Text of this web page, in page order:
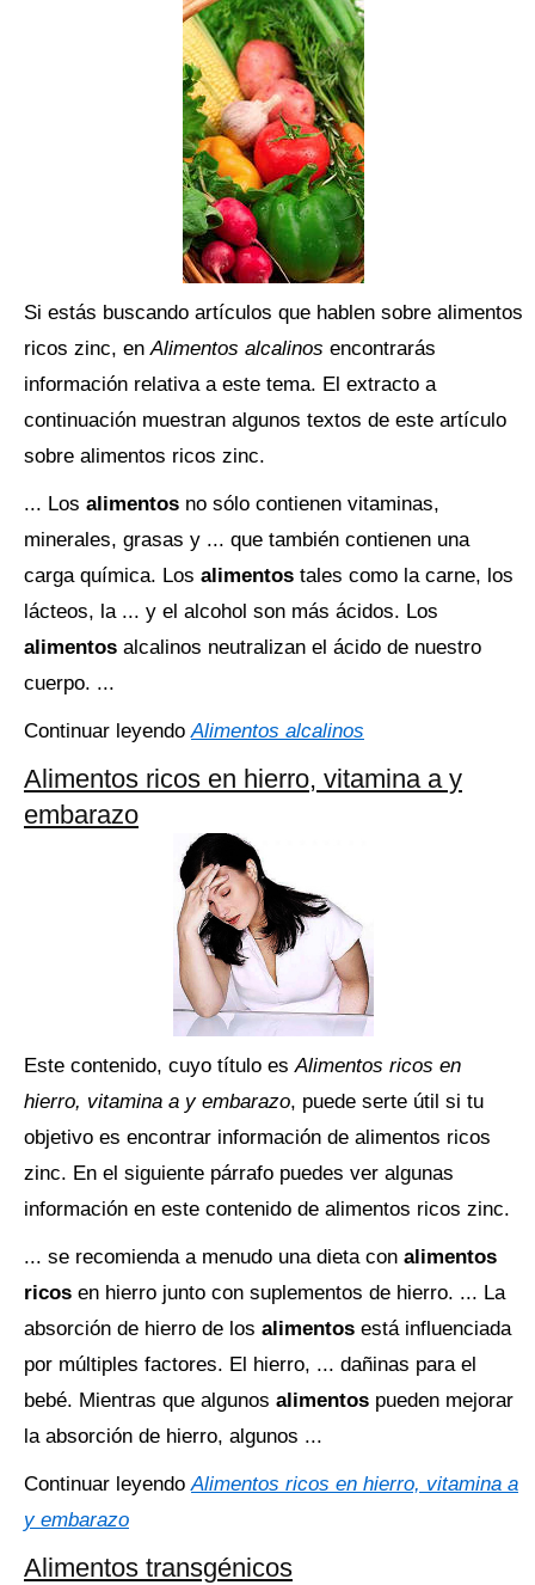
Si estás buscando artículos que hablen sobre alimentos
ricos zinc, en Alimentos alcalinos encontrarás
información relativa a este tema. El extracto a
continuación muestran algunos textos de este artículo
sobre alimentos ricos zinc.
... Los alimentos no sólo contienen vitaminas,
minerales, grasas y ... que también contienen una
carga química. Los alimentos tales como la carne, los
lácteos, la ... y el alcohol son más ácidos. Los
alimentos alcalinos neutralizan el ácido de nuestro
cuerpo. ...
Continuar leyendo Alimentos alcalinos
Alimentos ricos en hierro, vitamina a y
embarazo
Este contenido, cuyo título esAlimentos ricos en
hierro, vitamina a y embarazo, puede serte útil si tu
objetivo es encontrar información de alimentos ricos
zinc. En el siguiente párrafo puedes ver algunas
información en este contenido de alimentos ricos zinc.
... se recomienda a menudo una dieta con alimentos
ricos en hierro junto con suplementos de hierro. ... La
absorción de hierro de los alimentos está influenciada
por múltiples factores. El hierro, ... dañinas para el
bebé. Mientras que algunos alimentos pueden mejorar
la absorción de hierro, algunos ...
Continuar leyendoAlimentos ricos en hierro, vitamina a
y embarazo
Alimentos transgénicos